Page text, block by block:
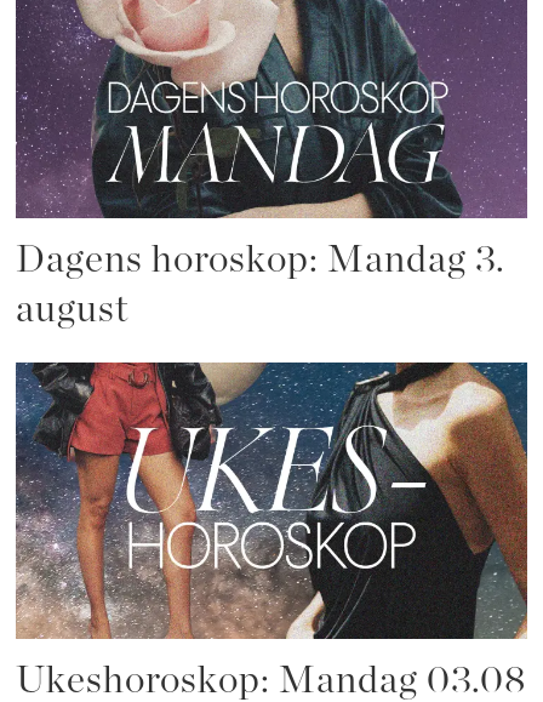
Dagens horoskop: Mandag 3.
august
Ukeshoroskop: Mandag 03.08